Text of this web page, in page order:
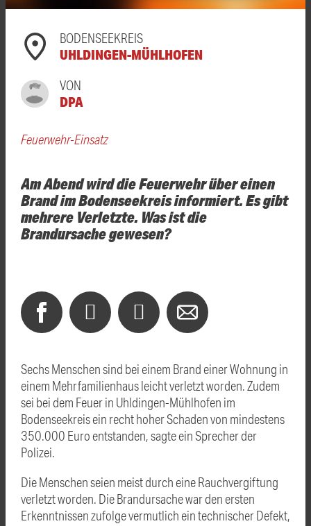
BODENSEEKREIS
UHLDINGEN-MÜHLHOFEN
VON
DPA
Feuerwehr-Einsatz
Am Abend wird die Feuerwehr über einen
Brand im Bodenseekreis informiert. Es gibt
mehrere Verletzte. Was ist die
Brandursache gewesen?
Sechs Menschen sind bei einem Brand einer Wohnung in
einem Mehrfamilienhaus leicht verletzt worden. Zudem
sei bei dem Feuer in Uhldingen-Mühlhofen im
Bodenseekreis ein recht hoher Schaden von mindestens
350.000 Euro entstanden, sagte ein Sprecher der
Polizei.
Die Menschen seien meist durch eine Rauchvergiftung
verletzt worden. Die Brandursache war den ersten
Erkenntnissen zufolge vermutlich ein technischer Defekt,